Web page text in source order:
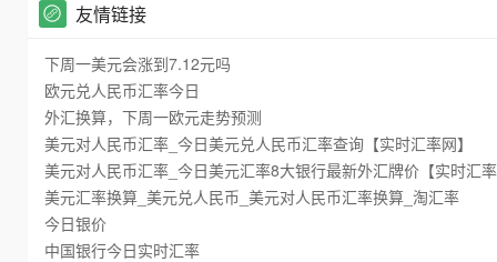
友情链接
下周一美元会涨到7.12元吗
欧元兑人民币汇率今日
外汇换算，下周一欧元走势预测
美元对人民币汇率_今日美元兑人民币汇率查询【实时汇率网】
美元对人民币汇率_今日美元汇率8大银行最新外汇牌价【实时汇
美元汇率换算_美元兑人民币_美元对人民币汇率换算_淘汇率
今日银价
中国银行今日实时汇率